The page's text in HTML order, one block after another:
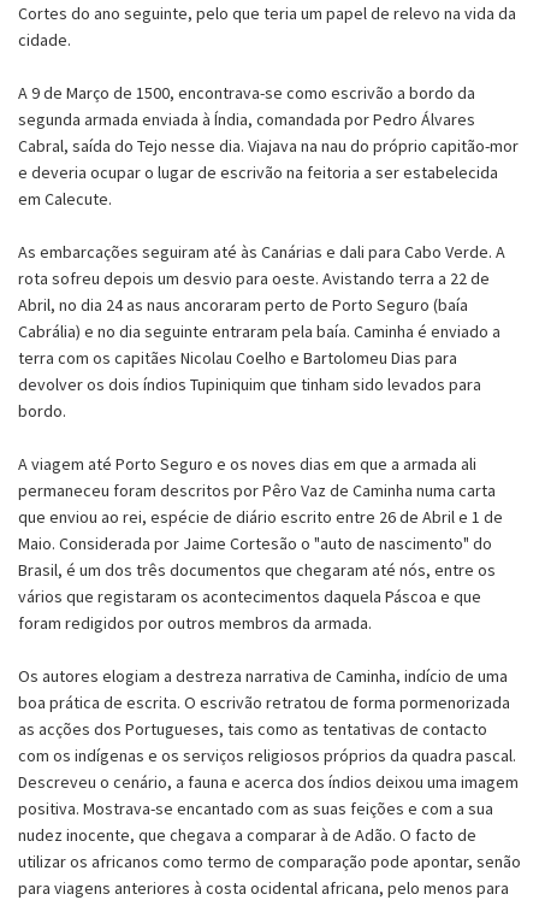
Cortes do ano seguinte, pelo que teria um papel de relevo na vida da
cidade.
A 9 de Março de 1500, encontrava-se como escrivão a bordo da
segunda armada enviada à Índia, comandada por Pedro Álvares
Cabral, saída do Tejo nesse dia. Viajava na nau do próprio capitão-mor
e deveria ocupar o lugar de escrivão na feitoria a ser estabelecida
em Calecute.
As embarcações seguiram até às Canárias e dali para Cabo Verde. A
rota sofreu depois um desvio para oeste. Avistando terra a 22 de
Abril, no dia 24 as naus ancoraram perto de Porto Seguro (baía
Cabrália) e no dia seguinte entraram pela baía. Caminha é enviado a
terra com os capitães Nicolau Coelho e Bartolomeu Dias para
devolver os dois índios Tupiniquim que tinham sido levados para
bordo.
A viagem até Porto Seguro e os noves dias em que a armada ali
permaneceu foram descritos por Pêro Vaz de Caminha numa carta
que enviou ao rei, espécie de diário escrito entre 26 de Abril e 1 de
Maio. Considerada por Jaime Cortesão o "auto de nascimento" do
Brasil, é um dos três documentos que chegaram até nós, entre os
vários que registaram os acontecimentos daquela Páscoa e que
foram redigidos por outros membros da armada.
Os autores elogiam a destreza narrativa de Caminha, indício de uma
boa prática de escrita. O escrivão retratou de forma pormenorizada
as acções dos Portugueses, tais como as tentativas de contacto
com os indígenas e os serviços religiosos próprios da quadra pascal.
Descreveu o cenário, a fauna e acerca dos índios deixou uma imagem
positiva. Mostrava-se encantado com as suas feições e com a sua
nudez inocente, que chegava a comparar à de Adão. O facto de
utilizar os africanos como termo de comparação pode apontar, senão
para viagens anteriores à costa ocidental africana, pelo menos para